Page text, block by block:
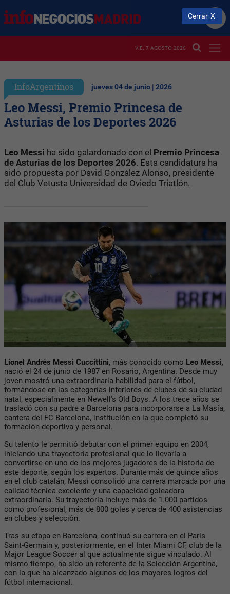
VIE. 7 AGOSTO 2026
InfoArgentinos jueves 04 de junio | 2026
Leo Messi, Premio Princesa de
Asturias de los Deportes 2026
Leo Messi ha sido galardonado con el Premio Princesa
de Asturias de los Deportes 2026. Esta candidatura ha
sido propuesta por David González Alonso, presidente
del Club Vetusta Universidad de Oviedo Triatlón.
Lionel Andrés Messi Cuccittini, más conocido como Leo Messi,
nació el 24 de junio de 1987 en Rosario, Argentina. Desde muy
joven mostró una extraordinaria habilidad para el fútbol,
formándose en las categorías inferiores de clubes de su ciudad
natal, especialmente en Newell's Old Boys. A los trece años se
trasladó con su padre a Barcelona para incorporarse a La Masía,
cantera del FC Barcelona, institución en la que completó su
formación deportiva y personal.
Su talento le permitió debutar con el primer equipo en 2004,
iniciando una trayectoria profesional que lo llevaría a
convertirse en uno de los mejores jugadores de la historia de
este deporte, según los expertos. Durante más de quince años
en el club catalán, Messi consolidó una carrera marcada por una
calidad técnica excelente y una capacidad goleadora
extraordinaria. Su trayectoria incluye más de 1.000 partidos
como profesional, más de 800 goles y cerca de 400 asistencias
en clubes y selección.
Tras su etapa en Barcelona, continuó su carrera en el Paris
Saint-Germain y, posteriormente, en el Inter Miami CF, club de la
Major League Soccer al que actualmente sigue vinculado. Al
mismo tiempo, ha sido un referente de la Selección Argentina,
con la que ha alcanzado algunos de los mayores logros del
fútbol internacional.
Cerrar